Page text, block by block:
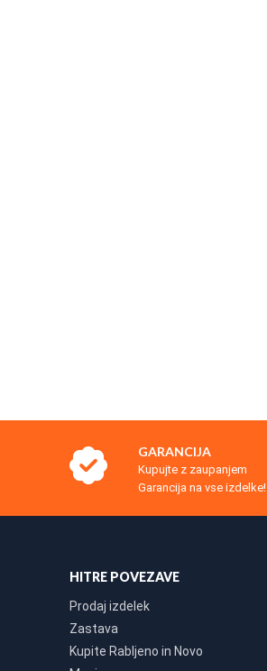
GARANCIJA
Kupujte z zaupanjem
Garancija na vse izdelke!
HITRE POVEZAVE
Prodaj izdelek
Zastava
Kupite Rabljeno in Novo